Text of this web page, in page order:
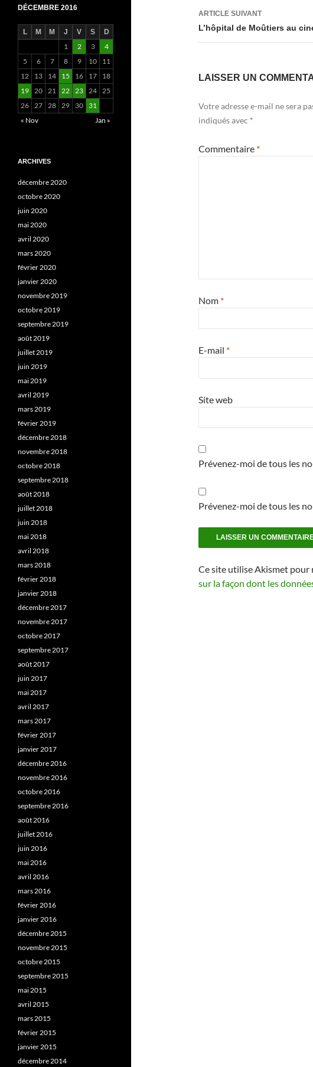
ARTICLE SUIVANT
L’hôpital de Moûtiers au
LAISSER UN
Votre adresse e-mail ne sera
indiqués avec *
Commentaire *
Nom *
E-mail *
Site web
Prévenez-moi de tous les
Prévenez-moi de tous les
Ce site utilise Akismet pour
sur la façon dont les
DÉCEMBRE 2016
L M M J V S D
1 2 3
4
5
6 7 8 9 10
11
12
13 14 15 16 17
18
19 20 21 22 23 24 25
26 27 28 29 30
31
« Nov
Jan »
ARCHIVES
décembre 2020
octobre 2020
juin 2020
mai 2020
avril 2020
mars 2020
février 2020
janvier 2020
novembre 2019
octobre 2019
septembre 2019
août 2019
juillet 2019
juin 2019
mai 2019
avril 2019
mars 2019
février 2019
décembre 2018
novembre 2018
octobre 2018
septembre 2018
août 2018
juillet 2018
juin 2018
mai 2018
avril 2018
mars 2018
février 2018
janvier 2018
décembre 2017
novembre 2017
octobre 2017
septembre 2017
août 2017
juin 2017
mai 2017
avril 2017
mars 2017
février 2017
janvier 2017
décembre 2016
novembre 2016
octobre 2016
septembre 2016
août 2016
juillet 2016
juin 2016
mai 2016
avril 2016
mars 2016
février 2016
janvier 2016
décembre 2015
novembre 2015
octobre 2015
septembre 2015
mai 2015
avril 2015
mars 2015
février 2015
janvier 2015
décembre 2014